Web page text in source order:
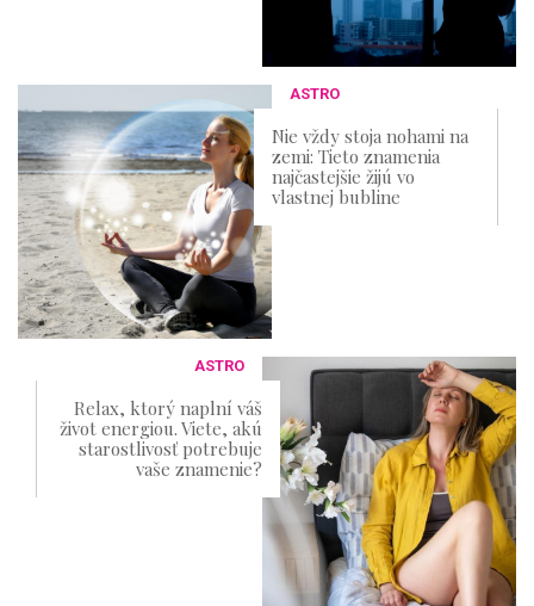
ASTRO
Nie vždy stoja nohami na
zemi: Tieto znamenia
najčastejšie žijú vo
vlastnej bubline
ASTRO
Relax, ktorý naplní váš
život energiou. Viete, akú
starostlivosť potrebuje
vaše znamenie?